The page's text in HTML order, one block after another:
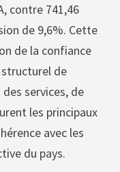
contre 741,46
de 9,6%. Cette
de la confiance
de
services, de
les principaux
avec les
du pays.